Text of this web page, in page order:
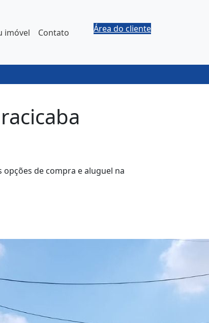
imóvel Contato Área do cliente
de compra e aluguel na